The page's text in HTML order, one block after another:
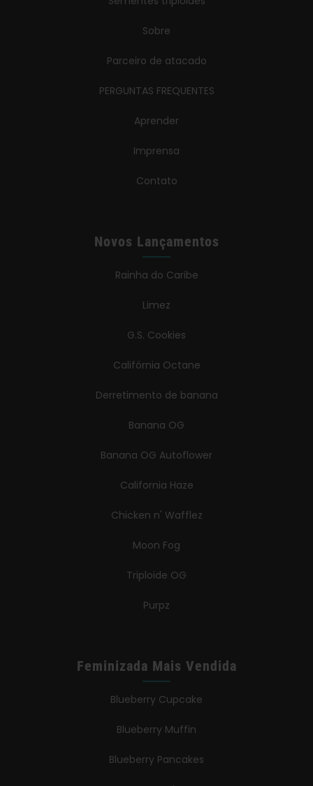
Sobre
Parceiro de atacado
PERGUNTAS FREQUENTES
Aprender
Imprensa
Contato
Novos Lançamentos
Rainha do Caribe
Limez
G.S. Cookies
Califórnia Octane
Derretimento de banana
Banana OG
Banana OG Autoflower
California Haze
Chicken n' Wafflez
Moon Fog
Triploide OG
Purpz
Feminizada Mais Vendida
Blueberry Cupcake
Blueberry Muffin
Blueberry Pancakes